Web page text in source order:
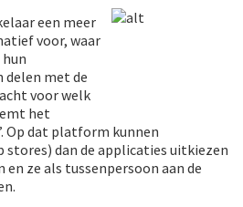
een meer
voor, waar
delen met de
voor welk
het
Op dat platform kunnen
dan de applicaties uitkiezen
ze als tussenpersoon aan de